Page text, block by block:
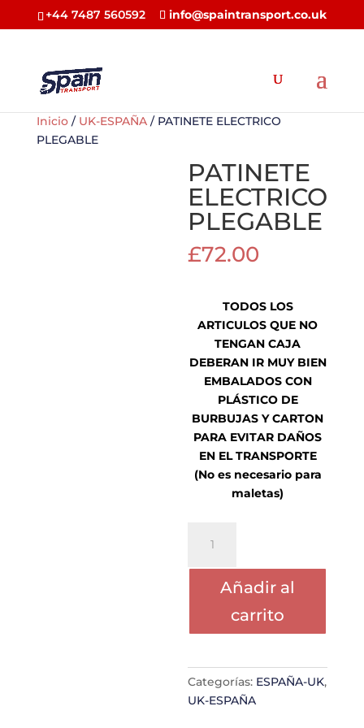
+44 7487 560592 info@spaintransport.co.uk
Inicio/ UK-ESPAÑA/ PATINETE ELECTRICO
PLEGABLE
PATINETE
ELECTRICO
PLEGABLE
£72.00
TODOS LOS
ARTICULOS QUE NO
TENGAN CAJA
DEBERAN IR MUY BIEN
EMBALADOS CON
PLÁSTICO DE
BURBUJAS Y CARTON
PARA EVITAR DAÑOS
EN EL TRANSPORTE
(No es necesario para
maletas)
ELECTRICO
PLEGABLE
cantidadAñadir al
carrito
Categorías: ESPAÑA-UK,
UK-ESPAÑA